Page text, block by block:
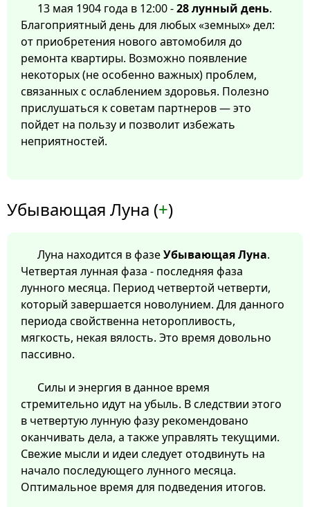
13 мая 1904 года в 12:00 -28 лунный день.
Благоприятный день для любых «земных» дел:
от приобретения нового автомобиля до
ремонта квартиры. Возможно появление
некоторых (не особенно важных) проблем,
связанных с ослаблением здоровья. Полезно
прислушаться к советам партнеров — это
пойдет на пользу и позволит избежать
неприятностей.
Убывающая Луна (+)
Луна находится в фазеУбывающая Луна.
Четвертая лунная фаза - последняя фаза
лунного месяца. Период четвертой четверти,
который завершается новолунием. Для данного
периода свойственна неторопливость,
мягкость, некая вялость. Это время довольно
пассивно.
Силы и энергия в данное время
стремительно идут на убыль. В следствии этого
в четвертую лунную фазу рекомендовано
оканчивать дела, а также управлять текущими.
Свежие мысли и идеи следует отодвинуть на
начало последующего лунного месяца.
Оптимальное время для подведения итогов.